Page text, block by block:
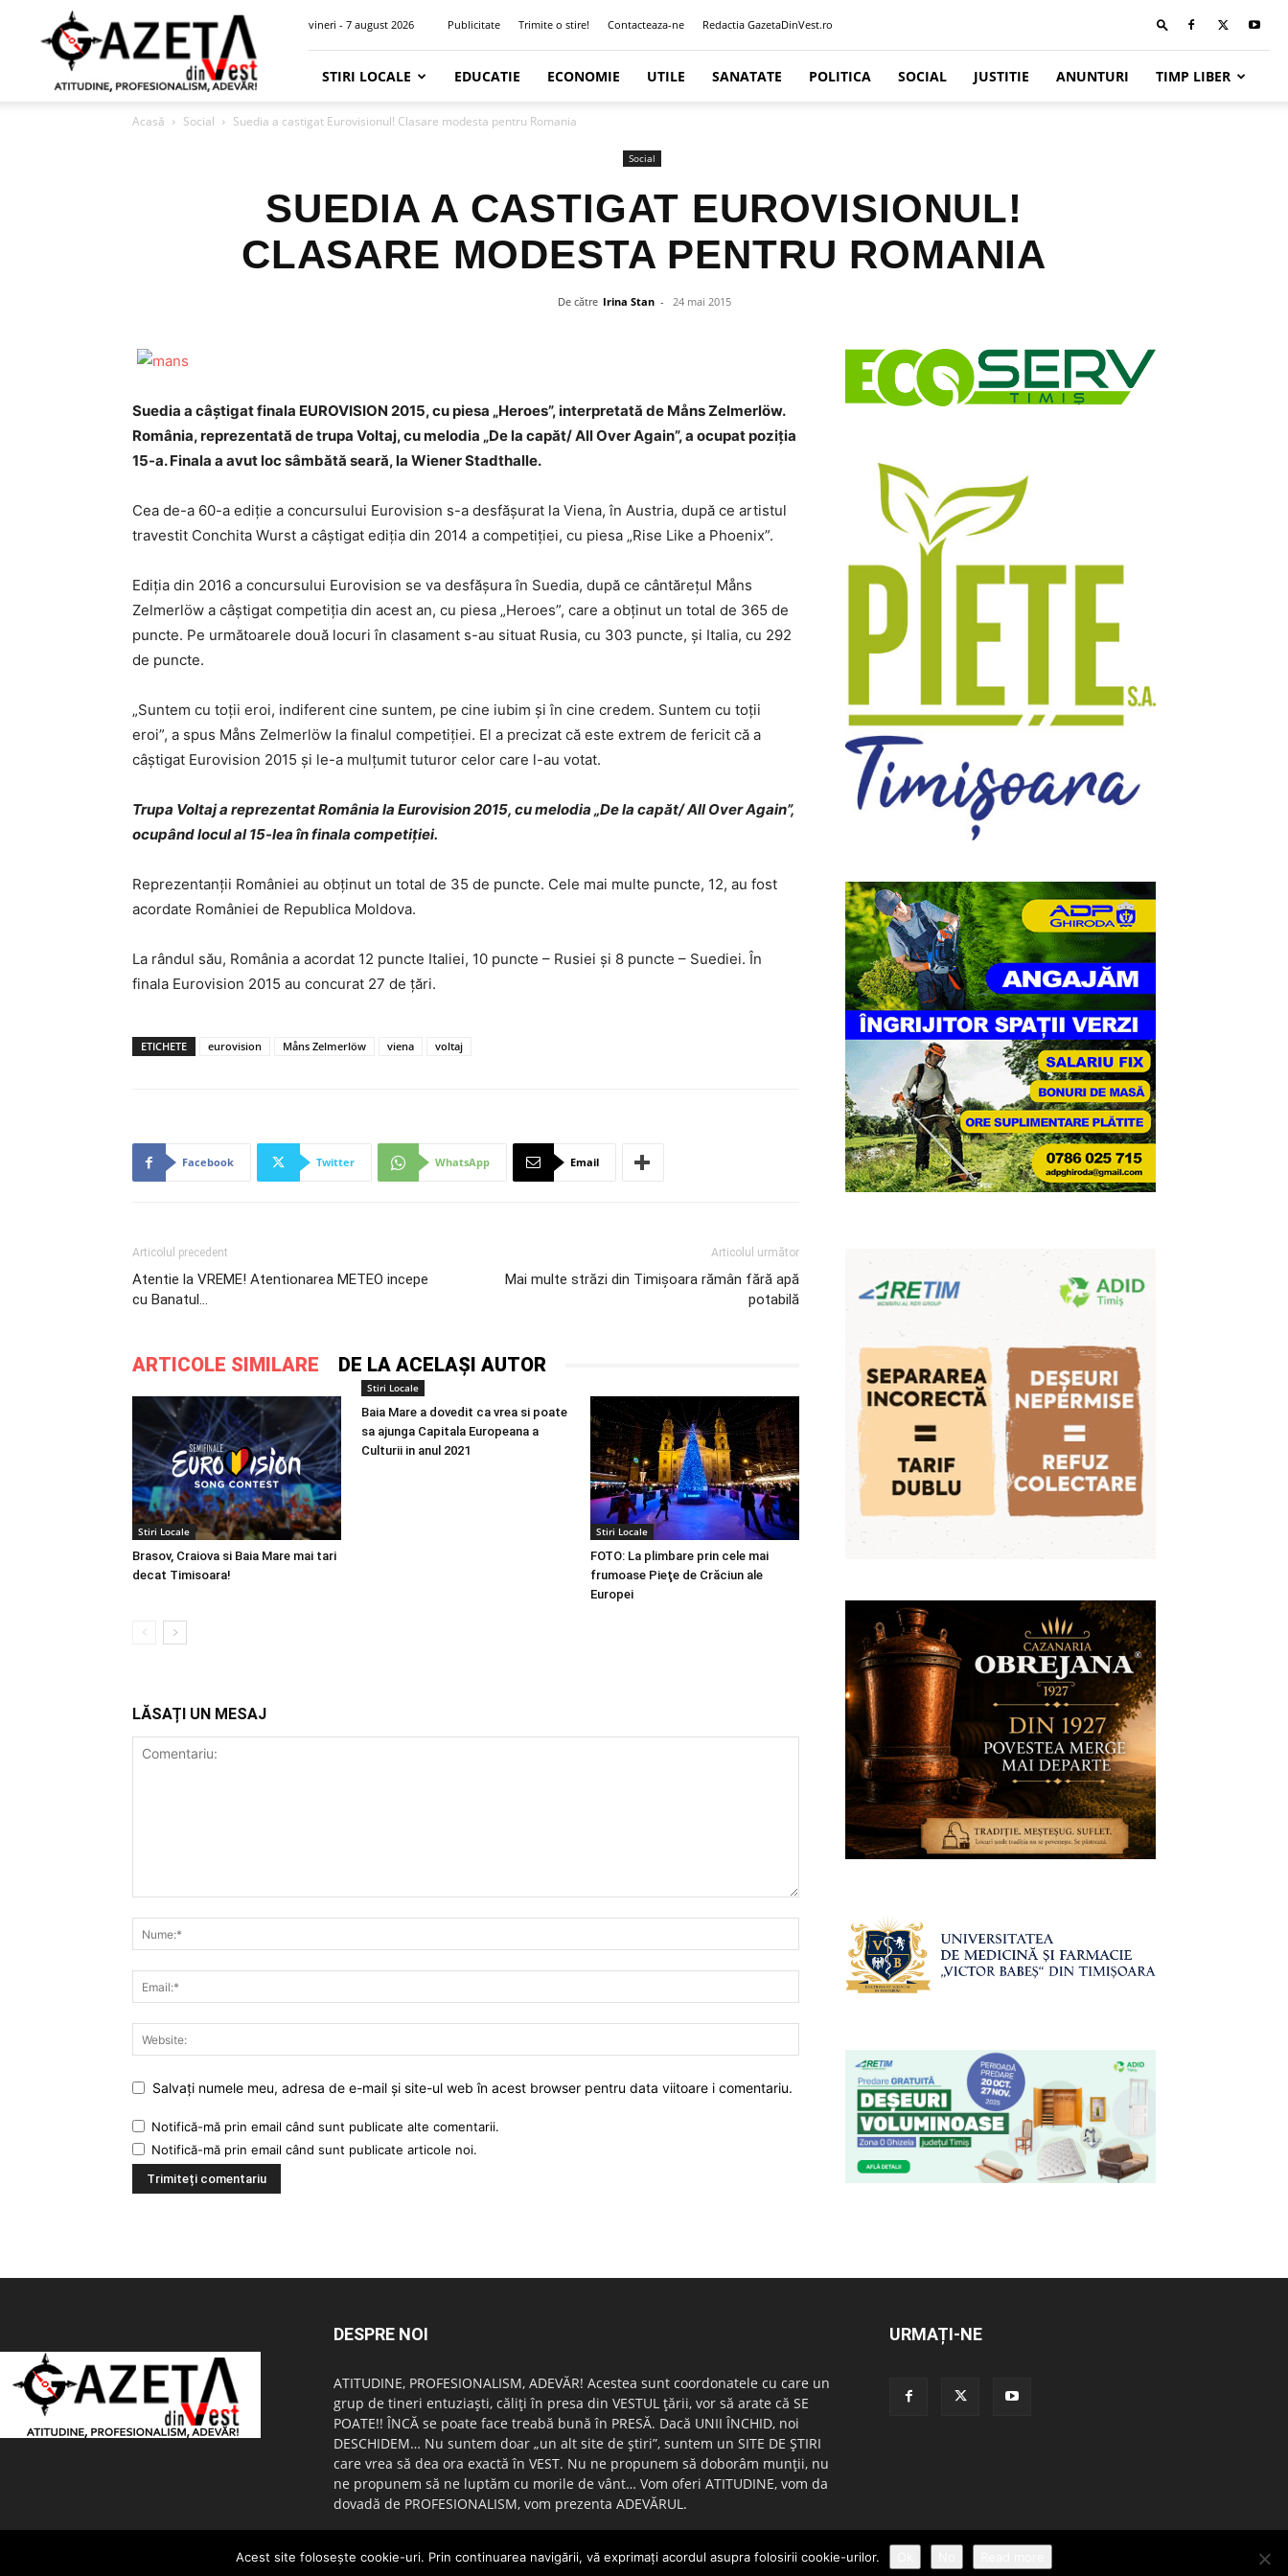
Gazeta
din
Vest
vineri - 7 august 2026 Publicitate Trimite o stire! Contacteaza-ne Redactia GazetaDinVest.ro
STIRI LOCALE EDUCATIE ECONOMIE UTILE SANATATE POLITICA SOCIAL JUSTITIE ANUNTURI TIMP LIBER
Acasă Social Suedia a castigat Eurovisionul! Clasare modesta pentru Romania
Social
SUEDIA A CASTIGAT EUROVISIONUL!
CLASARE MODESTA PENTRU ROMANIA
De către Irina Stan - 24 mai 2015
Suedia a câştigat finala EUROVISION 2015, cu piesa „Heroes”, interpretată de Måns Zelmerlöw.
România, reprezentată de trupa Voltaj, cu melodia „De la capăt/ All Over Again”, a ocupat poziţia
15-a. Finala a avut loc sâmbătă seară, la Wiener Stadthalle.
Cea de-a 60-a ediţie a concursului Eurovision s-a desfăşurat la Viena, în Austria, după ce artistul
travestit Conchita Wurst a câştigat ediţia din 2014 a competiţiei, cu piesa „Rise Like a Phoenix”.
Ediţia din 2016 a concursului Eurovision se va desfăşura în Suedia, după ce cântăreţul Måns
Zelmerlöw a câştigat competiţia din acest an, cu piesa „Heroes”, care a obţinut un total de 365 de
puncte. Pe următoarele două locuri în clasament s-au situat Rusia, cu 303 puncte, şi Italia, cu 292
de puncte.
„Suntem cu toţii eroi, indiferent cine suntem, pe cine iubim şi în cine credem. Suntem cu toţii
eroi”, a spus Måns Zelmerlöw la finalul competiţiei. El a precizat că este extrem de fericit că a
câştigat Eurovision 2015 şi le-a mulţumit tuturor celor care l-au votat.
Trupa Voltaj a reprezentat România la Eurovision 2015, cu melodia „De la capăt/ All Over Again”,
ocupând locul al 15-lea în finala competiţiei.
Reprezentanţii României au obţinut un total de 35 de puncte. Cele mai multe puncte, 12, au fost
acordate României de Republica Moldova.
La rândul său, România a acordat 12 puncte Italiei, 10 puncte – Rusiei şi 8 puncte – Suediei. În
finala Eurovision 2015 au concurat 27 de ţări.
ETICHETE eurovision Måns Zelmerlöw viena voltaj
Facebook Twitter WhatsApp Email
Articolul precedent
Atentie la VREME! Atentionarea METEO incepe
cu Banatul…
Articolul următor
Mai multe străzi din Timișoara rămân fără apă
potabilă
ARTICOLE SIMILARE DE LA ACELAȘI AUTOR
Stiri Locale
Brasov, Craiova si Baia Mare mai tari
decat Timisoara!
Stiri Locale
Baia Mare a dovedit ca vrea si poate
sa ajunga Capitala Europeana a
Culturii in anul 2021
Stiri Locale
FOTO: La plimbare prin cele mai
frumoase Pieţe de Crăciun ale
Europei
LĂSAȚI UN MESAJ
Salvați numele meu, adresa de e-mail și site-ul web în acest browser pentru data viitoare i comentariu.
Notifică-mă prin email când sunt publicate alte comentarii.
Notifică-mă prin email când sunt publicate articole noi.
DESPRE NOI
ATITUDINE, PROFESIONALISM, ADEVĂR! Acestea sunt coordonatele cu care un
grup de tineri entuziaşti, căliţi în presa din VESTUL ţării, vor să arate că SE
POATE!! ÎNCĂ se poate face treabă bună în PRESĂ. Dacă UNII ÎNCHID, noi
DESCHIDEM… Nu suntem doar „un alt site de ştiri”, suntem un SITE DE ŞTIRI
care vrea să dea ora exactă în VEST. Nu ne propunem să doborâm munţii, nu
ne propunem să ne luptăm cu morile de vânt… Vom oferi ATITUDINE, vom da
dovadă de PROFESIONALISM, vom prezenta ADEVĂRUL.
URMAȚI-NE
Redactia GazetaDinVest.ro Termeni de utilizare Confidentialitatea Datelor Contact
© copyright 2015 - 2026 GazetaDinVest.ro. Toate drepturile rezervate!
Acest site foloseşte cookie-uri. Prin continuarea navigării, vă exprimaţi acordul asupra folosirii cookie-urilor.